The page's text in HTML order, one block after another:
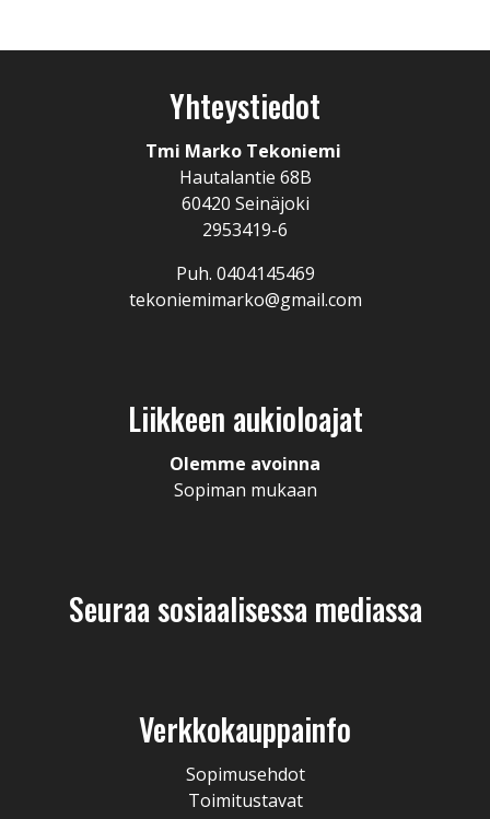
Yhteystiedot
Tmi Marko Tekoniemi
Hautalantie 68B
60420 Seinäjoki
2953419-6
Puh. 0404145469
tekoniemimarko@gmail.com
Liikkeen aukioloajat
Olemme avoinna
Sopiman mukaan
Seuraa sosiaalisessa mediassa
Verkkokauppainfo
Sopimusehdot
Toimitustavat